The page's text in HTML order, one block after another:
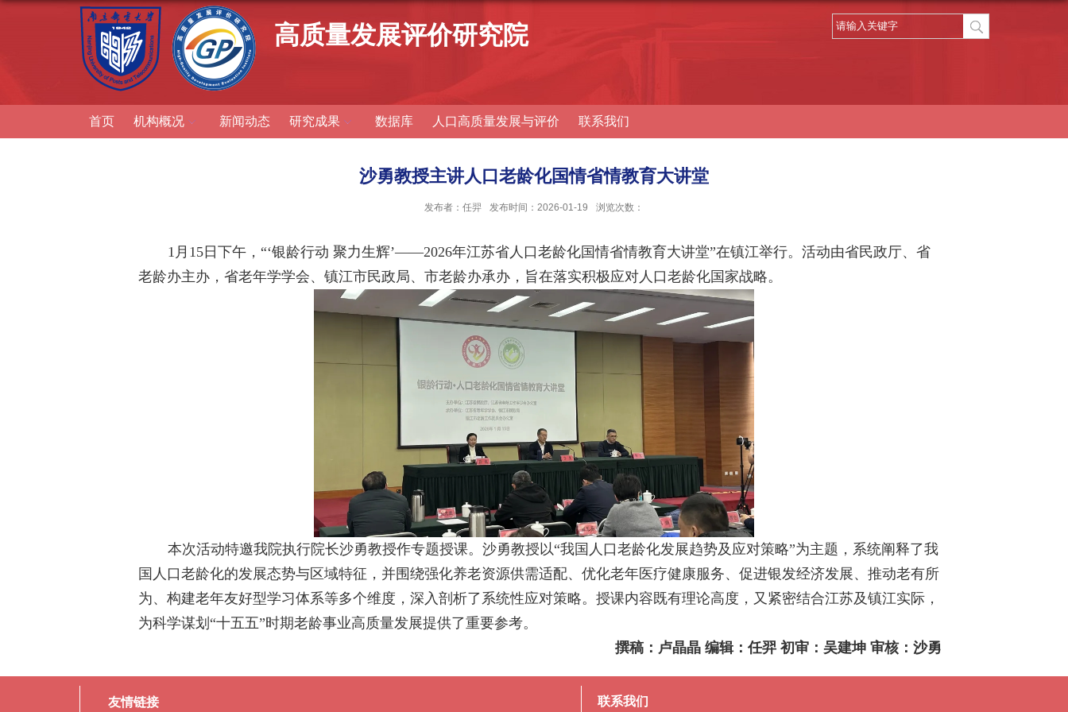
高质量发展评价研究院
首页 机构概况 新闻动态 研究成果 数据库 人口高质量发展与评价 联系我们
沙勇教授主讲人口老龄化国情省情教育大讲堂
发布者：任羿 发布时间：2026-01-19 浏览次数：
1 月 15 日下午，“‘银龄行动 聚力生辉’——2026年江苏省人口老龄化国情省情教育大讲堂”在镇江举行。活动由省民政厅、省
老龄办主办，省老年学学会、镇江市民政局、市老龄办承办，旨在落实积极应对人口老龄化国家战略。
本次活动特邀我院执行院长沙勇教授作专题授课。沙勇教授以“我国人口老龄化发展趋势及应对策略”为主题，系统阐释了我
国人口老龄化的发展态势与区域特征，并围绕强化养老资源供需适配、优化老年医疗健康服务、促进银发经济发展、推动老有所
为、构建老年友好型学习体系等多个维度，深入剖析了系统性应对策略。授课内容既有理论高度，又紧密结合江苏及镇江实际，
为科学谋划“十五五”时期老龄事业高质量发展提供了重要参考。
撰稿：卢晶晶 编辑：任羿 初审：吴建坤 审核：沙勇
友情链接 联系我们